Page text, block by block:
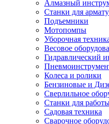
Алмазный
Станки для
Подъемники
Мотопомпы
Уборочная
Весовое
Гидравлический
Колеса и ролики
Бензиновые и
Сверлильное
Станки для
Садовая техника
Сварочное